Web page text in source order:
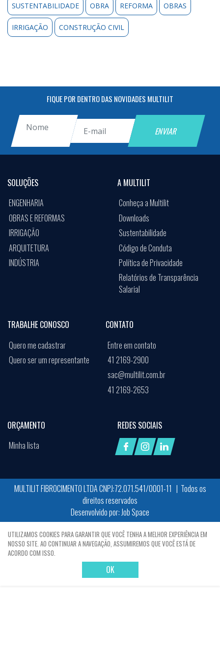
SUSTENTABILIDADE OBRA REFORMA OBRAS
IRRIGAÇÃO CONSTRUÇÃO CIVIL
FIQUE POR DENTRO DAS NOVIDADES MULTILIT
SOLUÇÕES
ENGENHARIA
OBRAS E REFORMAS
IRRIGAÇÃO
ARQUITETURA
INDÚSTRIA
A MULTILIT
Conheça a Multilit
Downloads
Sustentabilidade
Código de Conduta
Política de Privacidade
Relatórios de Transparência
Salarial
ORÇAMENTO
Minha lista
TRABALHE CONOSCO
Quero me cadastrar
Quero ser um representante
CONTATO
Entre em contato
41 2169-2900
sac@multilit.com.br
41 2169-2653
REDES SOCIAIS
MULTILIT FIBROCIMENTO LTDA CNPJ:72.071.541/0001-11 | Todos os
direitos reservados
Desenvolvido por:Job Space
UTILIZAMOS COOKIES PARA GARANTIR QUE VOCÊ TENHA A MELHOR EXPERIÊNCIA EM
NOSSO SITE. AO CONTINUAR A NAVEGAÇÃO, ASSUMIREMOS QUE VOCÊ ESTÁ DE
ACORDO COM ISSO.
OK
X